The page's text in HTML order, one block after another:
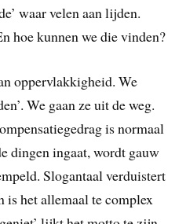
waar velen aan lijden.
hoe kunnen we die vinden?
oppervlakkigheid. We
We gaan ze uit de weg.
is normaal
dingen ingaat, wordt gauw
Slogantaal verduistert
is het allemaal te complex